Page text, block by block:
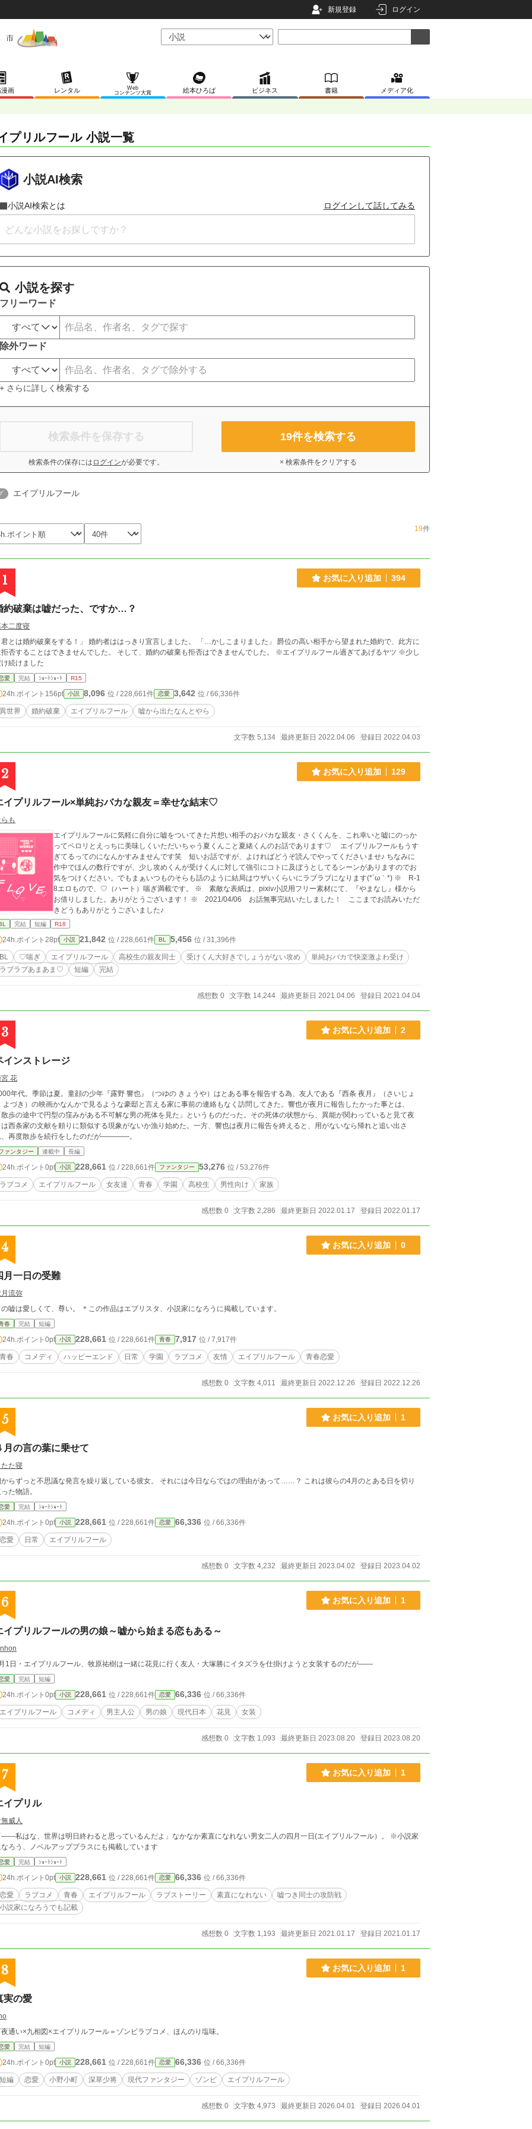
新規登録 ログイン
画 レンタル
Web
コンテンツ大賞
絵本ひろば ビジネス 書籍 メディア化
プリルフール 小説一覧
小説AI検索
小説AI検索とは ログインして話してみる
小説を探す
フリーワード
除外ワード
+ さらに詳しく検索する
検索条件を保存する
検索条件の保存には ログインが必要です。
19件を検索する
× 検索条件をクリアする
エイプリルフール
19件
1 お気に入り追加 394
約破棄は嘘だった、ですか…？
二度寝
約破棄をする！」 婚約者ははっきり宣言しました。 「…かしこまりました」 爵位の高い相手から望まれた婚約で、此方に
ることはできませんでした。 そして、婚約の破棄も拒否はできませんでした。 ※エイプリルフール過ぎてあげるヤツ ※少し
続けました
愛 完結 ｼｮｰﾄｼｮｰﾄ R15
24h.ポイント 156pt 小説 8,096 位 / 228,661件 恋愛 3,642 位 / 66,336件
異世界 婚約破棄 エイプリルフール 嘘から出たなんとやら
文字数 5,134 最終更新日 2022.04.06 登録日 2022.04.03
2 お気に入り追加 129
イプリルフール×単純おバカな親友＝幸せな結末♡
も
エイプリルフールに気軽に自分に嘘をついてきた片想い相手のおバカな親友・さくくんを、これ幸いと嘘にのっか
ってペロリとえっちに美味しくいただいちゃう夏くんこと夏緒くんのお話であります♡ エイプリルフールもうす
ぎてるってのになんかすみませんです笑 短いお話ですが、よければどうぞ読んでやってくださいませ♪ ちなみに
作中でほんの数行ですが、少し攻めくんが受けくんに対して強引にコトに及ぼうとしてるシーンがありますのでお
気をつけください。でもまぁいつものそらも話のように結局はウザいくらいにラブラブになります(*´ω｀*) ※ R-1
8エロもので、♡（ハート）喘ぎ満載です。 ※ 素敵な表紙は、pixiv小説用フリー素材にて、『やまなし』様から
お借りしました。ありがとうございます！ ※ 2021/04/06 お話無事完結いたしました！ ここまでお読みいただ
きどうもありがとうございました♪
完結 短編 R18
24h.ポイント 28pt 小説 21,842 位 / 228,661件 BL 5,456 位 / 31,396件
BL ♡喘ぎ エイプリルフール 高校生の親友同士 受けくん大好きでしょうがない攻め
単純おバカで快楽激よわ受け
ラブラブあまあま♡
短編 完結
感想数 0 文字数 14,244 最終更新日 2021.04.06 登録日 2021.04.04
3 お気に入り追加 2
インストレージ
花
年代。季節は夏。童顔の少年『露野 響也』（つゆの きょうや）はとある事を報告する為、友人である『西条 夜月』（さいじょ
よづき）の映画かなんかで見るような豪邸と言える家に事前の連絡もなく訪問してきた。響也が夜月に報告したかった事とは、
歩の途中で円型の窪みがある不可解な男の死体を見た」というものだった。その死体の状態から、異能が関わっていると見て夜
西条家の文献を頼りに類似する現象がないか漁り始めた。一方、響也は夜月に報告を終えると、用がないなら帰れと追い出さ
、再度散歩を続行をしたのだが――――。
ァンタジー 連載中 長編
24h.ポイント 0pt 小説 228,661 位 / 228,661件 ファンタジー 53,276 位 / 53,276件
ラブコメ エイプリルフール 女友達 青春 学園 高校生 男性向け 家族
感想数 0 文字数 2,286 最終更新日 2022.01.17 登録日 2022.01.17
4 お気に入り追加 0
月一日の受難
流弥
この嘘は愛しくて、尊い。 ＊この作品はエブリスタ、小説家になろうに掲載しています。
春 完結 短編
24h.ポイント 0pt 小説 228,661 位 / 228,661件 青春 7,917 位 / 7,917件
青春 コメディ ハッピーエンド 日常 学園 ラブコメ 友情 エイプリルフール 青春恋愛
感想数 0 文字数 4,011 最終更新日 2022.12.26 登録日 2022.12.26
5 お気に入り追加 1
月の言の葉に乗せて
た寝
らずっと不思議な発言を繰り返している彼女。 それには今日ならではの理由があって……？ これは彼らの4月のとある日を切り
た物語。
愛 完結 ｼｮｰﾄｼｮｰﾄ
24h.ポイント 0pt 小説 228,661 位 / 228,661件 恋愛 66,336 位 / 66,336件
恋愛 日常 エイプリルフール
感想数 0 文字数 4,232 最終更新日 2023.04.02 登録日 2023.04.02
6 お気に入り追加 1
イプリルフールの男の娘～嘘から始まる恋もある～
1日・エイプリルフール、牧原祐樹は一緒に花見に行く友人・大塚勝にイタズラを仕掛けようと女装するのだが――
愛 完結 短編
24h.ポイント 0pt 小説 228,661 位 / 228,661件 恋愛 66,336 位 / 66,336件
エイプリルフール コメディ 男主人公 男の娘 現代日本 花見 女装
感想数 0 文字数 1,093 最終更新日 2023.08.20 登録日 2023.08.20
7 お気に入り追加 1
イプリル
威人
私はな、世界は明日終わると思っているんだよ」なかなか素直になれない男女二人の四月一日(エイプリルフール）。 ※小説家
ろう、ノベルアッププラスにも掲載しています
愛 完結 ｼｮｰﾄｼｮｰﾄ
24h.ポイント 0pt 小説 228,661 位 / 228,661件 恋愛 66,336 位 / 66,336件
恋愛 ラブコメ 青春 エイプリルフール ラブストーリー 素直になれない
嘘つき同士の攻防戦
小説家になろうでも記載
感想数 0 文字数 1,193 最終更新日 2021.01.17 登録日 2021.01.17
8 お気に入り追加 1
実の愛
通い×九相図×エイプリルフール＝ゾンビラブコメ、ほんのり塩味。
愛 完結 短編
24h.ポイント 0pt 小説 228,661 位 / 228,661件 恋愛 66,336 位 / 66,336件
短編 恋愛 小野小町 深草少将 現代ファンタジー ゾンビ エイプリルフール
感想数 0 文字数 4,973 最終更新日 2026.04.01 登録日 2026.04.01